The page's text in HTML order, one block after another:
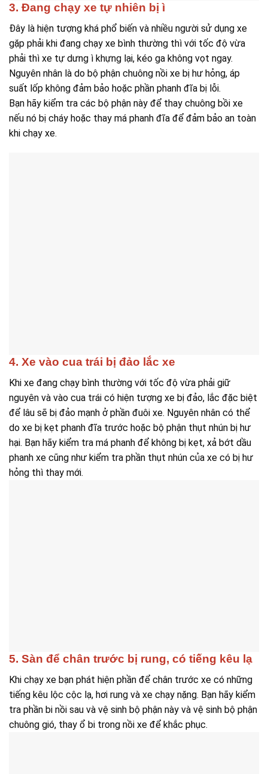
3. Đang chạy xe tự nhiên bị ì
Đây là hiện tượng khá phổ biến và nhiều người sử dụng xe
gặp phải khi đang chạy xe bình thường thì với tốc độ vừa
phải thì xe tự dưng ì khựng lại, kéo ga không vọt ngay.
Nguyên nhân là do bộ phận chuông nồi xe bị hư hỏng, áp
suất lốp không đảm bảo hoặc phần phanh đĩa bị lỗi.
Bạn hãy kiểm tra các bộ phận này để thay chuông bồi xe
nếu nó bị cháy hoặc thay má phanh đĩa để đảm bảo an toàn
khi chạy xe.
4. Xe vào cua trái bị đảo lắc xe
Khi xe đang chạy bình thường với tốc độ vừa phải giữ
nguyên và vào cua trái có hiện tượng xe bị đảo, lắc đặc biệt
để lâu sẽ bị đảo mạnh ở phần đuôi xe. Nguyên nhân có thể
do xe bị kẹt phanh đĩa trước hoặc bộ phận thụt nhún bị hư
hại. Bạn hãy kiểm tra má phanh để không bị kẹt, xả bớt dầu
phanh xe cũng như kiểm tra phần thụt nhún của xe có bị hư
hỏng thì thay mới.
5. Sàn để chân trước bị rung, có tiếng kêu lạ
Khi chạy xe bạn phát hiện phần để chân trước xe có những
tiếng kêu lộc cộc lạ, hơi rung và xe chạy nặng. Bạn hãy kiểm
tra phần bi nồi sau và vệ sinh bộ phận này và vệ sinh bộ phận
chuông gió, thay ổ bi trong nồi xe để khắc phục.